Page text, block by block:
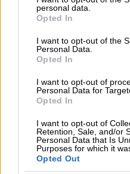
grant or deny consent to
use your data for below
consent section.
personal data.
Opted In
I want to opt-out of the
Personal Data.
Opted In
I want to opt-out of
Personal Data for
Opted In
I want to opt-out of
Retention, Sale, and/or
Personal Data that Is
Purposes for which it
Opted Out
Η αγωγή αναφέρει ότι,
ενδεικτικές
αίτημα για
απορρίφθηκε, με
ανοίξει δεύτερο
υποστηρίζουν ότι η
συνέβαλε στον
Γκεμπάλα.